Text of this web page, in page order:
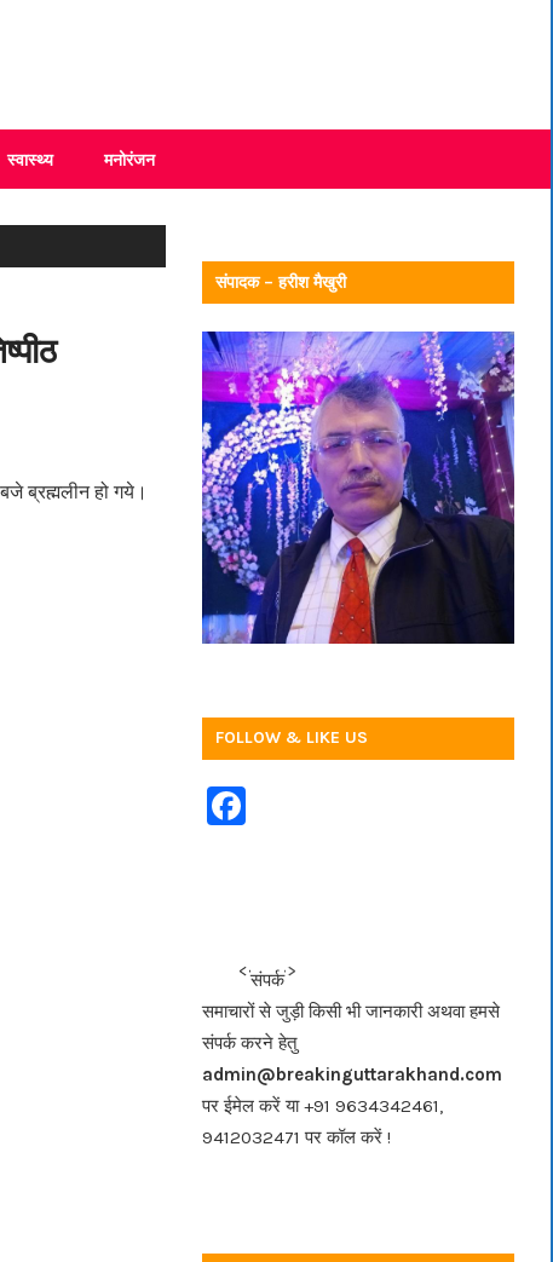
स्वास्थ्य मनोरंजन
ब्रह्मलीन हो गये।
संपादक – हरीश मैखुरी
FOLLOW & LIKE US
F
b
o
o
k
संपर्क
समाचारों से जुड़ी किसी भी जानकारी अथवा हमसे
संपर्क करने हेतु
admin@breakinguttarakhand.com
पर ईमेल करें या +91 9634342461,
9412032471 पर कॉल करें !